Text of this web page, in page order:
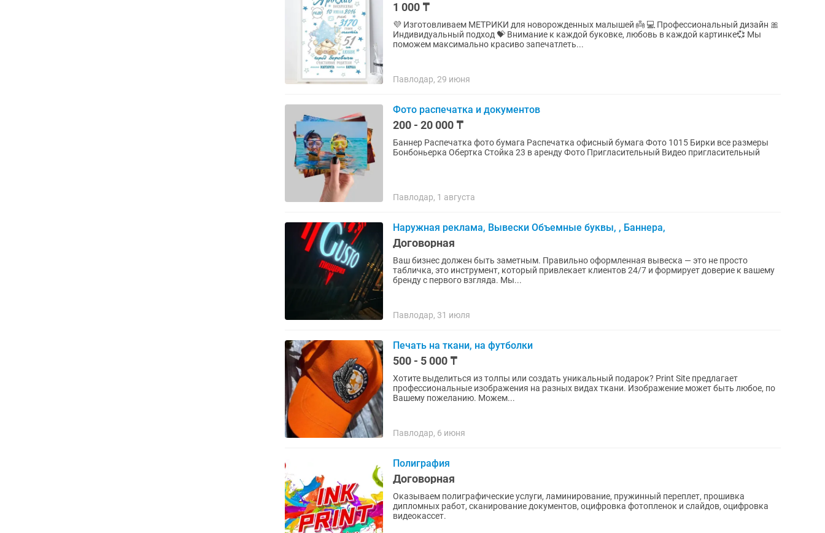
1 000 ₸
💜 Изготовливаем МЕТРИКИ для новорожденных малышей 👼 💻 Профессиональный дизайн 🎀
Индивидуальный подход 💝 Внимание к каждой буковке, любовь в каждой картинке💞 Мы
поможем максимально красиво запечатлеть...
Павлодар, 29 июня
Фото распечатка и документов
200 - 20 000 ₸
Баннер Распечатка фото бумага Распечатка офисный бумага Фото 1015 Бирки все размеры
Бонбоньерка Обертка Стойка 23 в аренду Фото Пригласительный Видео пригласительный
Павлодар, 1 августа
Наружная реклама, Вывески Объемные буквы, , Баннера,
Договорная
Ваш бизнес должен быть заметным. Правильно оформленная вывеска — это не просто
табличка, это инструмент, который привлекает клиентов 24/7 и формирует доверие к вашему
бренду с первого взгляда. Мы...
Павлодар, 31 июля
Печать на ткани, на футболки
500 - 5 000 ₸
Хотите выделиться из толпы или создать уникальный подарок? Print Site предлагает
профессиональные изображения на разных видах ткани. Изображение может быть любое, по
Вашему пожеланию. Можем...
Павлодар, 6 июня
Полиграфия
Договорная
Оказываем полиграфические услуги, ламинирование, пружинный переплет, прошивка
дипломных работ, сканирование документов, оцифровка фотопленок и слайдов, оцифровка
видеокассет.